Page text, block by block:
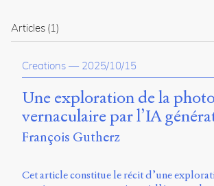
Présentation
Publier
À
propos
du
site
Archipel
Articles (1)
Creations — 2025/10/15
Une exploration de la
vernaculaire par l’IA
François Gutherz
Cet article constitue le récit d’une